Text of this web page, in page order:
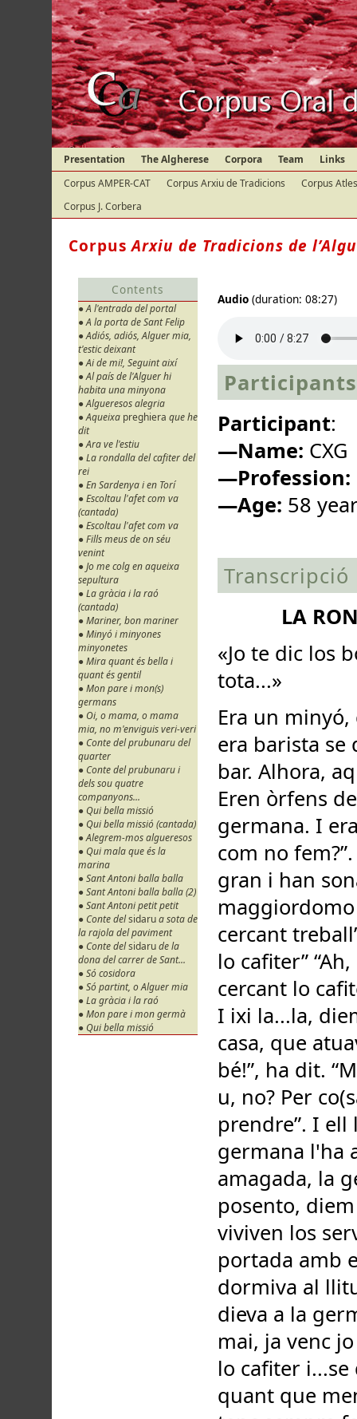
Presentation The Algherese Corpora Team
Links
Corpus AMPER-CAT
Corpus Arxiu de Tradicions
Corpus
Corpus J. Corbera
CorpusArxiu de Tradicions de
Contents
● A l'entrada del portal
● A la porta de Sant Felip
● Adiós, adiós, Alguer mia,
t'estic deixant
● Ai de mi!, Seguint així
● Al país de l'Alguer hi
habita una minyona
● Algueresos alegria
● Aqueixa preghiera que he
dit
● Ara ve l'estiu
● La rondalla del cafiter del
rei
● En Sardenya i en Torí
● Escoltau l'afet com va
(cantada)
● Escoltau l'afet com va
● Fills meus de on séu
venint
● Jo me colg en aqueixa
sepultura
● La gràcia i la raó
(cantada)
● Mariner, bon mariner
● Minyó i minyones
minyonetes
● Mira quant és bella i
quant és gentil
● Mon pare i mon(s)
germans
● Oi, o mama, o mama
mia, no m'enviguis veri-veri
● Conte del prubunaru del
quarter
● Conte del prubunaru i
dels sou quatre
companyons...
● Qui bella missió
● Qui bella missió (cantada)
● Alegrem-mos algueresos
● Qui mala que és la
marina
● Sant Antoni balla balla
● Sant Antoni balla balla (2)
● Sant Antoni petit petit
● Conte delsidarua sota de
la rajola del paviment
● Conte delsidarude la
dona del carrer de Sant...
● Só cosidora
● Só partint, o Alguer mia
● La gràcia i la raó
● Mon pare i mon germà
● Qui bella missió
Audio (duration: 08:27)
Participants
Participant:
—Name: CXG
—Profession:
—Age: 58
Transcripció
LA
«Jo te dic los
tota...»
Era un minyó, que, en aquell temps antic, u que era barista se dieva lo cafiter, que feva lo cafè al bar. Alhora, aqueix minyó teniva una germana. Eren òrfens de pare i de mare, i teniva aqueixa germana. I era cercant treball. Ha dit: “Com fem, com no fem?”. Alhora han vist aqueix bell palau gran i han sonat la campaneta. És eixit lo maggiordomo i ha dit: “Cosa vol?”. Ha dit, diu: “Só cercant treball”. I diu: “Cosa saps fer?” “Jo sep fer lo cafiter” “Ah, sí”, diu, “lo rei...lo príncep està cercant lo cafiter.”, diu. “Aguarda que t'anuncieig”. I ixi la...la, diem així, la dama de... que estava en casa, que atuava tot i ha dit, diu: “Sí sí, sí sí, va bé!”, ha dit. “Ma tu sés sol? No és que tens a calqui u, no? Per co(sa) si no”, diu, “no te podem prendre”. I ell li ha dit: “No, no”, diu, “só de sol”. La germana l'ha amagada, l'ha, no?, se ne l'ha amagada, la germana. Li han dat a ell aqueixa posento, diem així, on hi eren les estal•les, on viviven los servidors. Ell ha pres, alhora, se ne l'ha portada amb ell, a la germana. Alhora: la germana dormiva al llitutxo d'ell i ell dormiva en terra. Ell dieva a la germana: “Tu no tens mai d'eixir. No ixis mai, ja venc jo a te portar a menjar i tot!”. I ell feva lo cafiter i...se diu... “(Ma)ma mia: ma, fill meu, ma quant que menges tu!”, li dieven a la cuina. “Eh, jo tenc sempre fam, tenc sempre fam!”. Envetxe cosa era? Que ell s'amagava lo menjar per portar a la germana!... A la germana...la germana menjava... Ecco que un dia lo príncep ha dit: “Ma jo vull veure aqueix minyó on se'l xaca, tot això!”, ha dit al cuoco de la cuina. “Jo”, ha dit, “l'altro dia”, ha dit, “l'he vist amb una gran...amb un gran...embolicada, portant-se-la en casa”. “I magari”, diu, “menjarà de nit!”. Ell alhora, lo príncep, cosa ha fet? Ha vist...quan ell és eixit, lo maití...“A(ra) vull veure cosa té amagat a dins d'aqueixa posento on dormi!”. Ell pica a la porta i no responeva ningú. I torna a picar. I alhora ella ha dit: